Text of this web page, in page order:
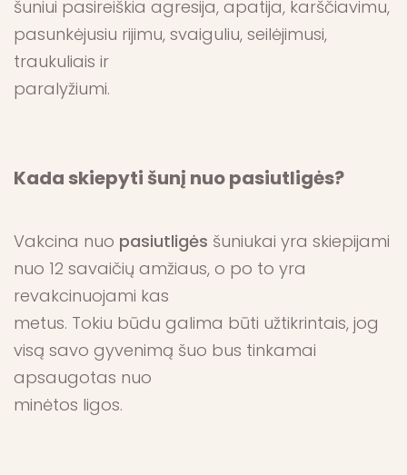
šuniui pasireiškia agresija, apatija, karščiavimu,
pasunkėjusiu rijimu, svaiguliu, seilėjimusi,
traukuliais ir
paralyžiumi.
Kada skiepyti šunį nuo pasiutligės?
Vakcina nuo pasiutligės šuniukai yra skiepijami
nuo 12 savaičių amžiaus, o po to yra
revakcinuojami kas
metus. Tokiu būdu galima būti užtikrintais, jog
visą savo gyvenimą šuo bus tinkamai
apsaugotas nuo
minėtos ligos.